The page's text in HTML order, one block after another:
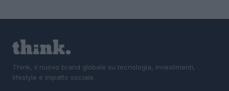
Think, il nuovo brand globale su tecnologia, investimenti,
lifestyle e impatto sociale.